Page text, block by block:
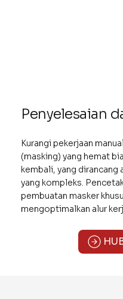
Penyelesaian
Kurangi pekerjaan
(masking) yang hemat
kembali, yang dirancang
yang kompleks.
pembuatan masker
mengoptimalkan alur